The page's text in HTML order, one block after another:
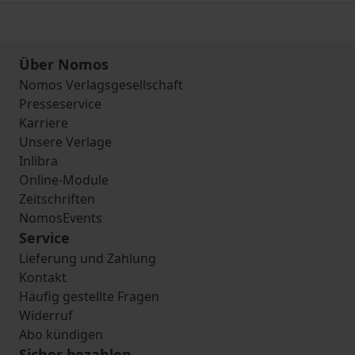
Über Nomos
Nomos Verlagsgesellschaft
Presseservice
Karriere
Unsere Verlage
Inlibra
Online-Module
Zeitschriften
NomosEvents
Service
Lieferung und Zahlung
Kontakt
Häufig gestellte Fragen
Widerruf
Abo kündigen